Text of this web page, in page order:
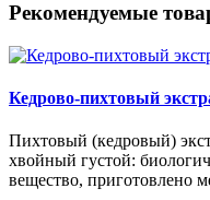
Рекомендуемые
Кедрово-пихтовый
Пихтовый (кедровый)
хвойный густой:
вещество, приготовлено